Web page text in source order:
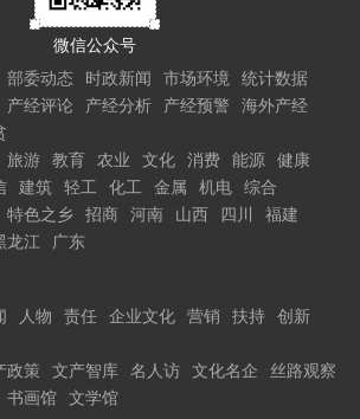
微信公众号
部委动态 时政新闻 市场环境
统计数据
产经评论 产经分析 产经预警
海外产经
旅游 教育 农业 文化 消费 能源
健康
建筑 轻工 化工 金属 机电
综合
特色之乡 招商 河南 山西 四川
福建
龙江 广东
人物 责任 企业文化 营销 扶持
创新
政策 文产智库 名人访 文化名企
丝路观察
书画馆 文学馆